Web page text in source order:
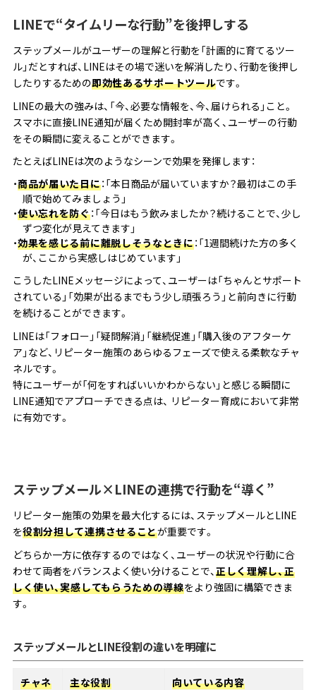
LINEで“タイムリーな行動”を後押しする
ステップメールがユーザーの理解と行動を「計画的に育てるツー
ル」だとすれば、LINEはその場で迷いを解消したり、行動を後押し
したりするための即効性あるサポートツールです。
LINEの最大の強みは、「今、必要な情報を、今、届けられる」こと。
スマホに直接LINE通知が届くため開封率が高く、ユーザーの行動
をその瞬間に変えることができます。
たとえばLINEは次のようなシーンで効果を発揮します：
商品が届いた日に：「本日商品が届いていますか？最初はこの手
順で始めてみましょう」
使い忘れを防ぐ：「今日はもう飲みましたか？続けることで、少し
ずつ変化が見えてきます」
効果を感じる前に離脱しそうなときに：「1週間続けた方の多く
が、ここから実感しはじめています」
こうしたLINEメッセージによって、ユーザーは「ちゃんとサポート
されている」「効果が出るまでもう少し頑張ろう」と前向きに行動
を続けることができます。
LINEは「フォロー」「疑問解消」「継続促進」「購入後のアフターケ
ア」など、リピーター施策のあらゆるフェーズで使える柔軟なチャ
ネルです。
特にユーザーが「何をすればいいかわからない」と感じる瞬間に
LINE通知でアプローチできる点は、 リピーター育成において非常
に有効です。
ステップメール×LINEの連携で行動を“導く”
リピーター施策の効果を最大化するには、ステップメールとLINE
を役割分担して連携させることが重要です。
どちらか一方に依存するのではなく、ユーザーの状況や行動に合
わせて両者をバランスよく使い分けることで、 正しく理解し、正
しく使い、実感してもらうための導線をより強固に構築できま
す。
ステップメールとLINE役割の違いを明確に
チャネ
主な役割 向いている内容